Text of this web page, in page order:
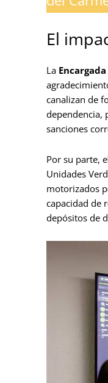
El
La
canalizan de
dependencia,
sanciones
Por su parte,
Unidades
motorizados
capacidad de
depósitos de